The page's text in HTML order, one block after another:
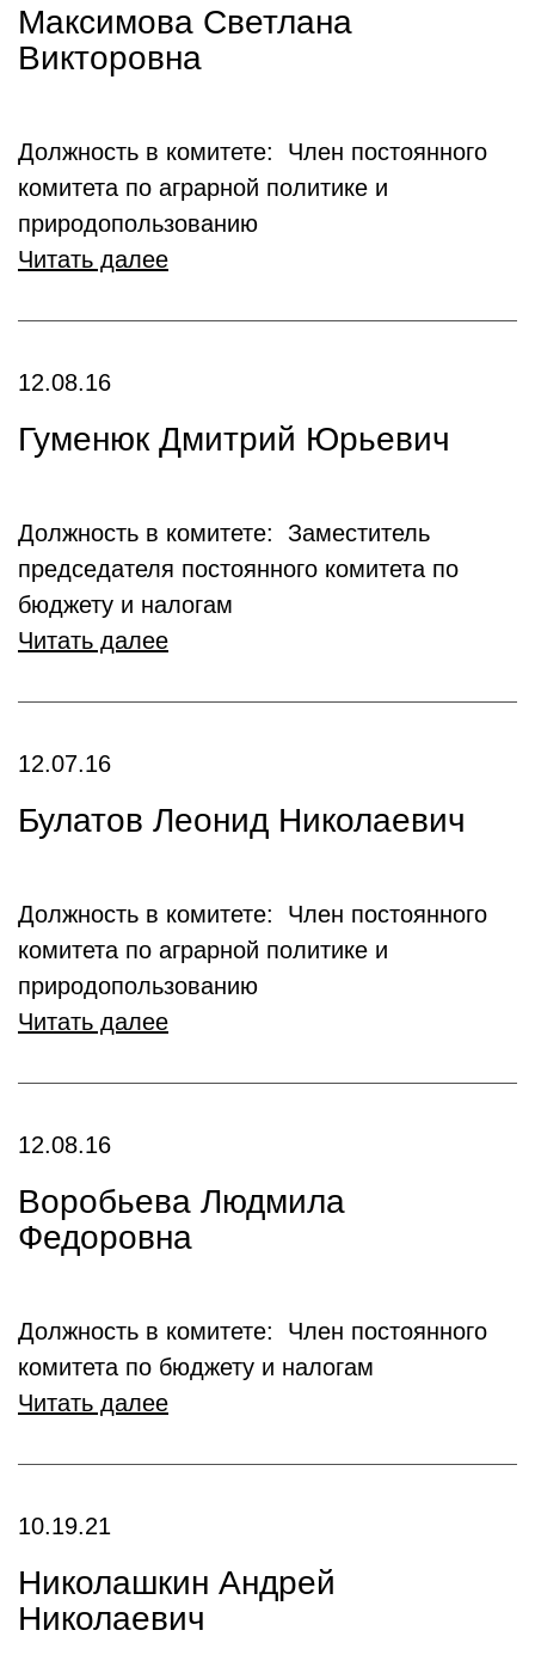
Максимова Светлана
Викторовна
Должность в комитете: Член постоянного
комитета по аграрной политике и
природопользованию
Читать далее
12.08.16
Гуменюк Дмитрий Юрьевич
Должность в комитете: Заместитель
председателя постоянного комитета по
бюджету и налогам
Читать далее
12.07.16
Булатов Леонид Николаевич
Должность в комитете: Член постоянного
комитета по аграрной политике и
природопользованию
Читать далее
12.08.16
Воробьева Людмила
Федоровна
Должность в комитете: Член постоянного
комитета по бюджету и налогам
Читать далее
10.19.21
Николашкин Андрей
Николаевич